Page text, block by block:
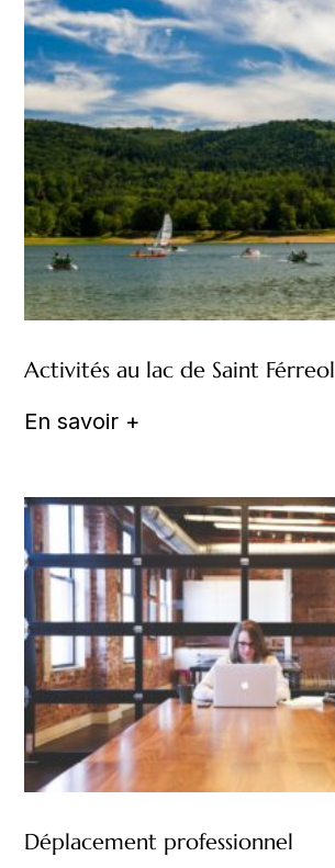
Activités au lac de Saint Férreol
En savoir +
Déplacement professionnel